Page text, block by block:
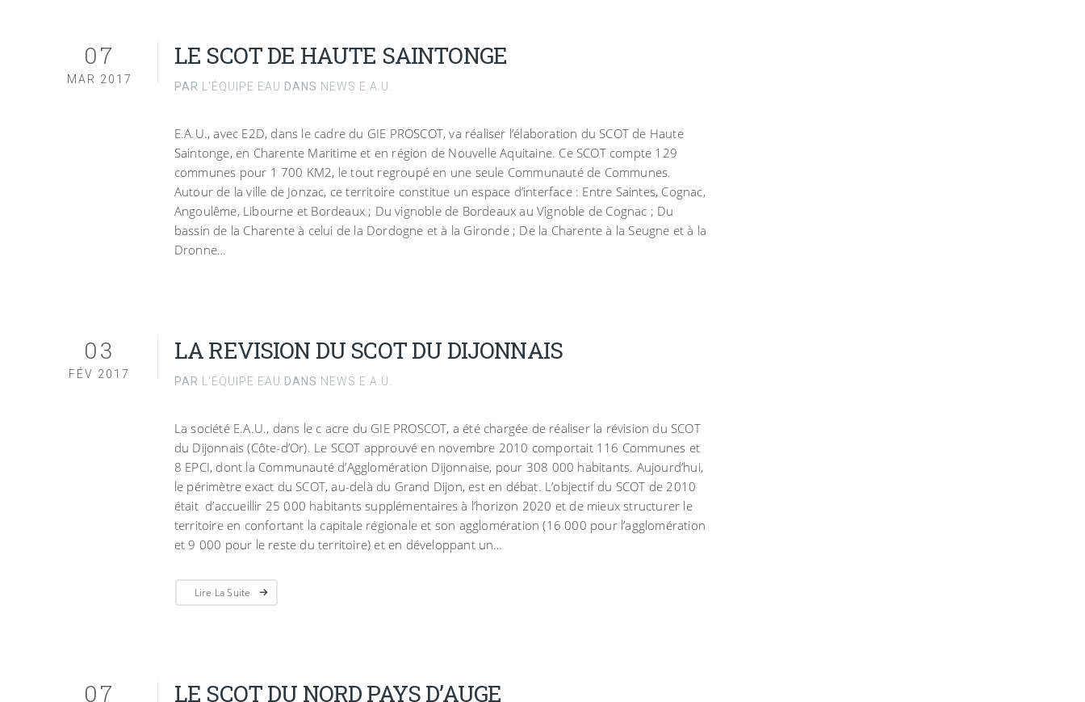
07
MAR 2017
LE SCOT DE HAUTE SAINTONGE
PAR L'ÉQUIPE EAU DANS NEWS E.A.U.
E.A.U., avec E2D, dans le cadre du GIE PROSCOT, va réaliser l’élaboration du SCOT de Haute
Saintonge, en Charente Maritime et en région de Nouvelle Aquitaine. Ce SCOT compte 129
communes pour 1 700 KM2, le tout regroupé en une seule Communauté de Communes.
Autour de la ville de Jonzac, ce territoire constitue un espace d’interface : Entre Saintes, Cognac,
Angoulême, Libourne et Bordeaux ; Du vignoble de Bordeaux au Vignoble de Cognac ; Du
bassin de la Charente à celui de la Dordogne et à la Gironde ; De la Charente à la Seugne et à la
Dronne…
03
FÉV 2017
LA REVISION DU SCOT DU DIJONNAIS
PAR L'ÉQUIPE EAU DANS NEWS E.A.U.
La société E.A.U., dans le c acre du GIE PROSCOT, a été chargée de réaliser la révision du SCOT
du Dijonnais (Côte-d’Or). Le SCOT approuvé en novembre 2010 comportait 116 Communes et
8 EPCI, dont la Communauté d’Agglomération Dijonnaise, pour 308 000 habitants. Aujourd’hui,
le périmètre exact du SCOT, au-delà du Grand Dijon, est en débat. L’objectif du SCOT de 2010
était d’accueillir 25 000 habitants supplémentaires à l’horizon 2020 et de mieux structurer le
territoire en confortant la capitale régionale et son agglomération (16 000 pour l’agglomération
et 9 000 pour le reste du territoire) et en développant un…
Lire La Suite
07 LE SCOT DU NORD PAYS D’AUGE